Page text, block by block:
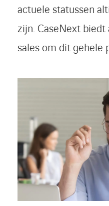
actuele statussen
zijn. CaseNext
sales om dit gehele